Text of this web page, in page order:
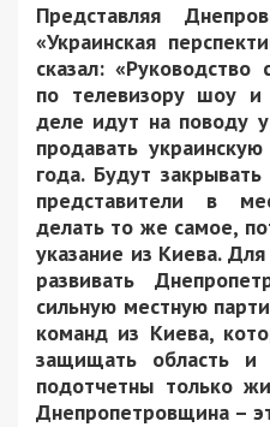
Представляя
«Украинская
сказал: «Руководство
по телевизору шоу
деле идут на поводу
продавать
года. Будут
представители в
делать то же самое,
указание из Киева.
развивать
сильную местную
команд из Киева,
защищать область
подотчетны только
Днепропетровщина –